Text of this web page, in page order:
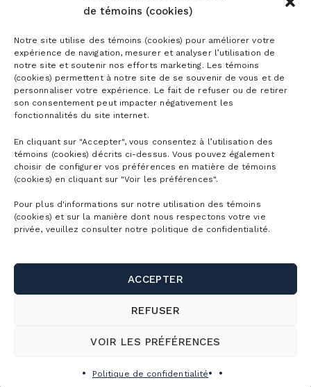
de témoins (cookies)
Notre site utilise des témoins (cookies) pour améliorer votre
expérience de navigation, mesurer et analyser l’utilisation de
notre site et soutenir nos efforts marketing. Les témoins
(cookies) permettent à notre site de se souvenir de vous et de
personnaliser votre expérience. Le fait de refuser ou de retirer
son consentement peut impacter négativement les
fonctionnalités du site internet.
En cliquant sur "Accepter", vous consentez à l’utilisation des
témoins (cookies) décrits ci-dessus. Vous pouvez également
choisir de configurer vos préférences en matière de témoins
(cookies) en cliquant sur "Voir les préférences".
Pour plus d'informations sur notre utilisation des témoins
(cookies) et sur la manière dont nous respectons votre vie
privée, veuillez consulter notre politique de confidentialité.
ACCEPTER
REFUSER
VOIR LES PRÉFÉRENCES
Politique de confidentialité